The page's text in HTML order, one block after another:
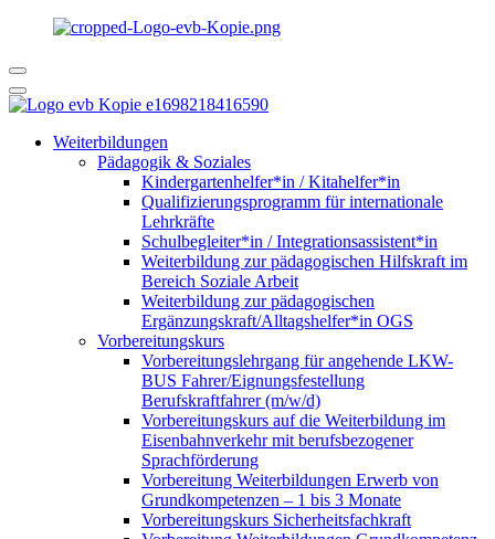
Weiterbildungen
Pädagogik & Soziales
Kindergartenhelfer*in / Kitahelfer*in
Qualifizierungsprogramm für internationale
Lehrkräfte
Schulbegleiter*in / Integrationsassistent*in
Weiterbildung zur pädagogischen Hilfskraft im
Bereich Soziale Arbeit
Weiterbildung zur pädagogischen
Ergänzungskraft/Alltagshelfer*in OGS
Vorbereitungskurs
Vorbereitungslehrgang für angehende LKW-
BUS Fahrer/Eignungsfestellung
Berufskraftfahrer (m/w/d)
Vorbereitungskurs auf die Weiterbildung im
Eisenbahnverkehr mit berufsbezogener
Sprachförderung
Vorbereitung Weiterbildungen Erwerb von
Grundkompetenzen – 1 bis 3 Monate
Vorbereitungskurs Sicherheitsfachkraft